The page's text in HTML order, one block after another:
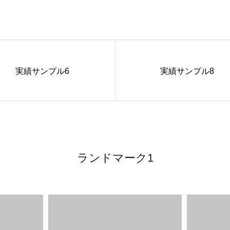
実績サンプル6 実績サンプル8
ランドマーク1